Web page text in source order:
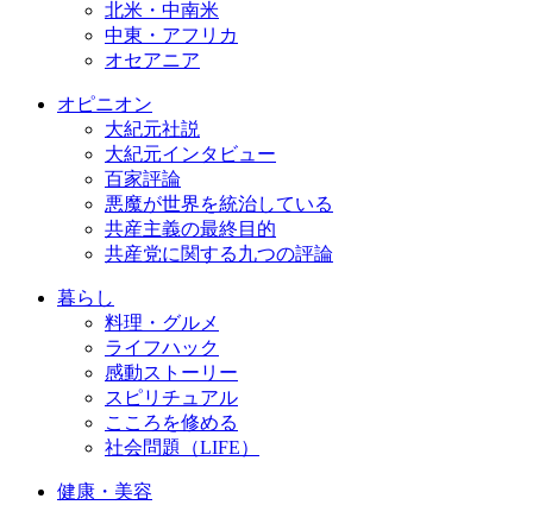
北米・中南米
中東・アフリカ
オセアニア
オピニオン
大紀元社説
大紀元インタビュー
百家評論
悪魔が世界を統治している
共産主義の最終目的
共産党に関する九つの評論
暮らし
料理・グルメ
ライフハック
感動ストーリー
スピリチュアル
こころを修める
社会問題（LIFE）
健康・美容